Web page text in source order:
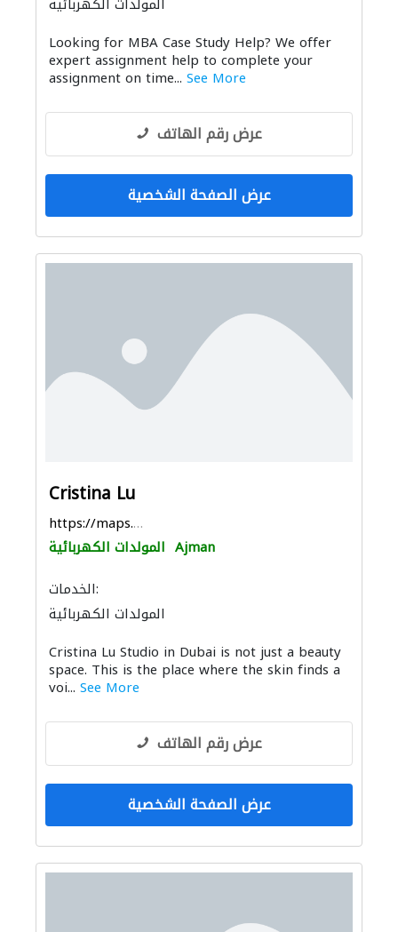
Looking for MBA Case Study Help? We offer
expert assignment help to complete your
assignment on time... See More
عرض رقم الهاتف
عرض الصفحة الشخصية
Cristina Lu
https://maps.app.goo.gl/VfxFRuLiSrxtSriv6
المولدات الكهربائية Ajman
الخدمات:
المولدات الكهربائية
Cristina Lu Studio in Dubai is not just a beauty
space. This is the place where the skin finds a
voi... See More
عرض رقم الهاتف
عرض الصفحة الشخصية